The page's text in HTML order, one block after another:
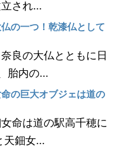
され...
の一つ！乾漆仏として
良の大仏とともに日
胎内の...
の巨大オブジェは道の
命は道の駅高千穂に
天鈿女...